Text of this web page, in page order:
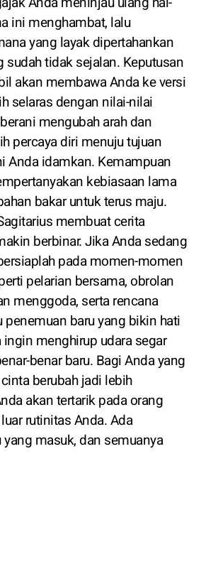
ini menghambat, lalu
yang layak dipertahankan
sudah tidak sejalan. Keputusan
akan membawa Anda ke versi
selaras dengan nilai-nilai
mengubah arah dan
percaya diri menuju tujuan
Anda idamkan. Kemampuan
kebiasaan lama
bakar untuk terus maju.
membuat cerita
berbinar. Jika Anda sedang
pada momen-momen
pelarian bersama, obrolan
menggoda, serta rencana
penemuan baru yang bikin hati
ingin menghirup udara segar
benar baru. Bagi Anda yang
berubah jadi lebih
akan tertarik pada orang
rutinitas Anda. Ada
masuk, dan semuanya